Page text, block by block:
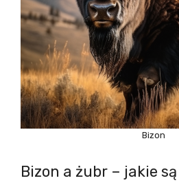
Bizon
Bizon a żubr – jakie